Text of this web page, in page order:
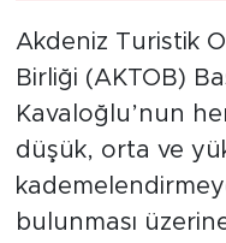
Akdeniz Turistik
Birliği (AKTOB)
Kavaloğlu’nun
düşük, orta ve
bulunması